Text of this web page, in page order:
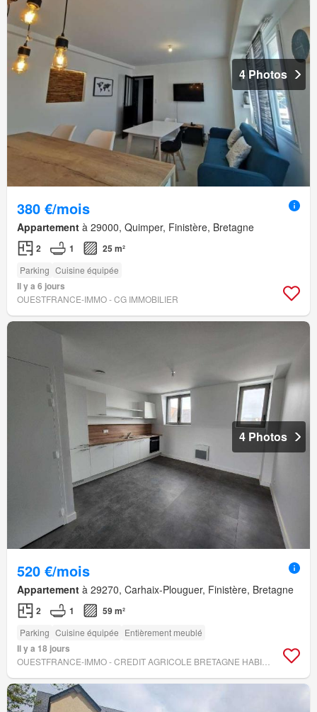
4 Photos
380 €/mois
Appartement à 29000, Quimper, Finistère, Bretagne
2 1 25 m²
Parking Cuisine équipée
Il y a 6 jours
OUESTFRANCE-IMMO - CG IMMOBILIER
4 Photos
520 €/mois
Appartement à 29270, Carhaix-Plouguer, Finistère, Bretagne
2 1 59 m²
Parking Cuisine équipée Entièrement meublé
Il y a 18 jours